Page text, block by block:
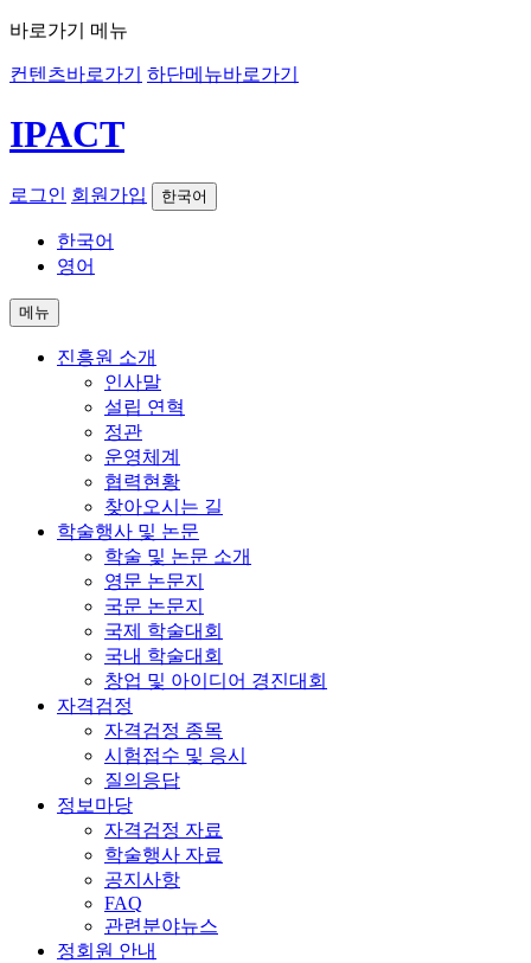
바로가기 메뉴
컨텐츠바로가기 하단메뉴바로가기
IPACT
로그인 회원가입 한국어
한국어
영어
메뉴
진흥원 소개
인사말
설립 연혁
정관
운영체계
협력현황
찾아오시는 길
학술행사 및 논문
학술 및 논문 소개
영문 논문지
국문 논문지
국제 학술대회
국내 학술대회
창업 및 아이디어 경진대회
자격검정
자격검정 종목
시험접수 및 응시
질의응답
정보마당
자격검정 자료
학술행사 자료
공지사항
FAQ
관련분야뉴스
정회원 안내